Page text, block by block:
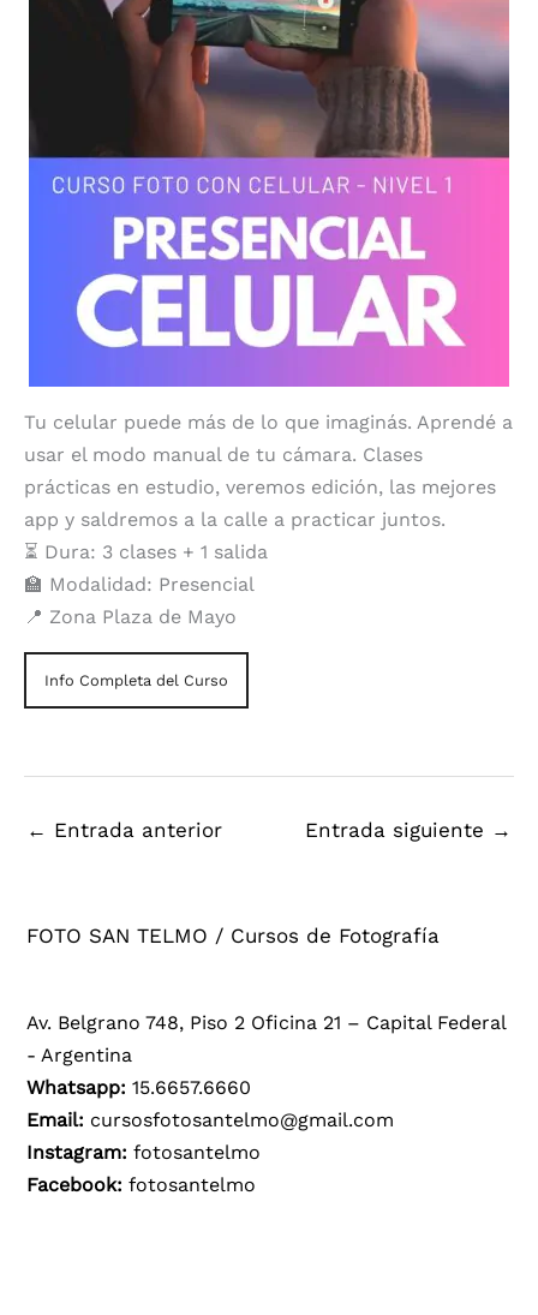
Tu celular puede más de lo que imaginás. Aprendé a
usar el modo manual de tu cámara. Clases
prácticas en estudio, veremos edición, las mejores
app y saldremos a la calle a practicar juntos.
⏳ Dura: 3 clases + 1 salida
🏫 Modalidad: Presencial
📍 Zona Plaza de Mayo
Info Completa del Curso
← Entrada anterior Entrada siguiente →
FOTO SAN TELMO / Cursos de Fotografía
Av. Belgrano 748, Piso 2 Oficina 21 – Capital Federal
- Argentina
Whatsapp:15.6657.6660
Email: cursosfotosantelmo@gmail.com
Instagram: fotosantelmo
Facebook: fotosantelmo